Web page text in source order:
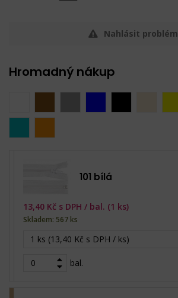
Nahlásit problém
Hromadný nákup
101 bílá
1 ks (13,40 Kč s DPH / ks)
bal.
13,40 Kč s DPH / bal. (1 ks)
Skladem: 567 ks